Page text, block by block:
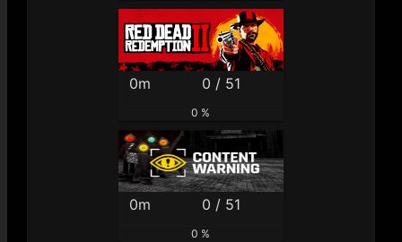
0m 0 / 51
0 %
0m 0 / 51
0 %